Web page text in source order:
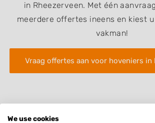
in Rheezerveen. Met één
meerdere offertes ineens en kiest
vakman!
Vraag offertes aan voor hoveniers in
We use cookies